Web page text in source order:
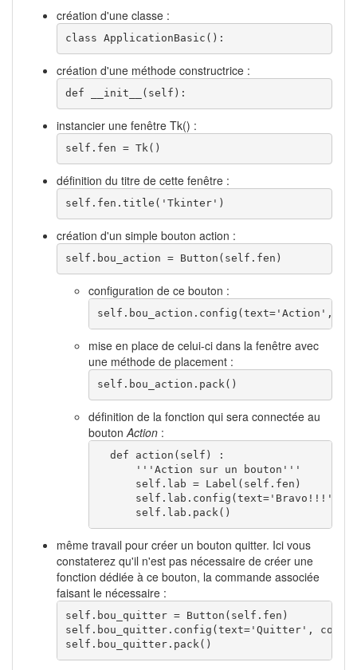
création d'une classe :
class ApplicationBasic ( ) :
création d'une méthode constructrice :
def __init__ ( self ) :
instancier une fenêtre Tk() :
self . fen = Tk( )
définition du titre de cette fenêtre :
self . fen . title ( 'Tkinter' )
création d'un simple bouton action :
self . bou_action = Button ( self . fen )
configuration de ce bouton :
self . bou_action . config ( text='Action' ,
mise en place de celui-ci dans la fenêtre avec
une méthode de placement :
self . bou_action . pack( )
définition de la fonction qui sera connectée au
bouton Action :
def action ( self )
:
'''Action sur un bouton'''
self . lab = Label ( self . fen )
self . lab . config ( text='Bravo!!!'
self . lab . pack( )
même travail pour créer un bouton quitter. Ici vous
constaterez qu'il n'est pas nécessaire de créer une
fonction dédiée à ce bouton, la commande associée
faisant le nécessaire :
self . bou_quitter = Button ( self . fen )
self . bou_quitter. config ( text='Quitter' ,
self . bou_quitter. pack( )